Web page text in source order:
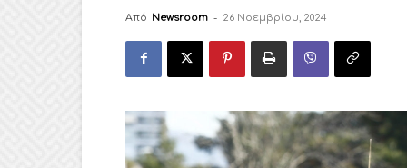
Από Newsroom - 26 Νοεμβρίου, 2024